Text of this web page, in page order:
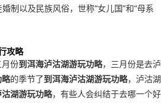
制以及民族风俗，世称“女儿国”和“母系
攻略
份到洱海泸沽湖游玩功略，三月份是去泸
的季节了到洱海泸沽湖游玩功略，泸沽湖
湖游玩功略，有些人会纠结于去哪一个好